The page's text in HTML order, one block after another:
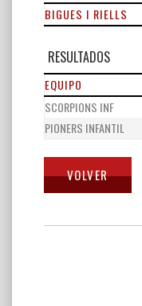
BIGUES I RIELLS
RESULTADOS
EQUIPO
SCORPIONS INF
PIONERS INFANTIL